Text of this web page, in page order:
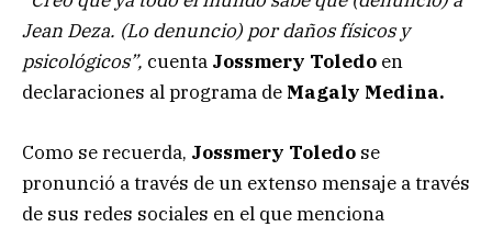
Jean Deza. (Lo denuncio) por daños físicos y
psicológicos”, cuenta Jossmery Toledo en
declaraciones al programa de Magaly Medina.
Como se recuerda, Jossmery Toledo se
pronunció a través de un extenso mensaje a través
de sus redes sociales en el que menciona